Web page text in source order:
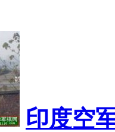
印度空